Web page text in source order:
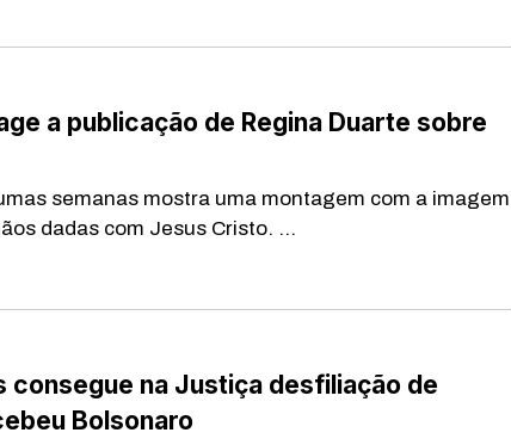
a publicação de Regina Duarte sobre
semanas mostra uma montagem com a imagem
dadas com Jesus Cristo. ...
consegue na Justiça desfiliação de
Bolsonaro